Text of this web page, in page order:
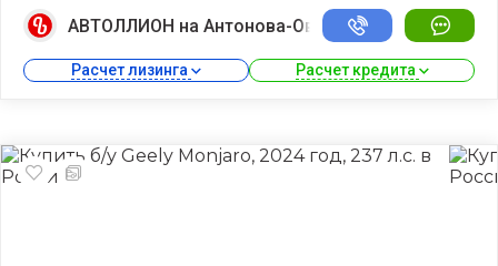
АВТОЛЛИОН на Антонова-Овсеенко
Расчет лизинга Расчет кредита